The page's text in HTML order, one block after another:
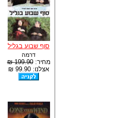
סוף שבוע בגליל
דרמה
מחיר:199.90 ₪
אצלנו: 99.90 ₪